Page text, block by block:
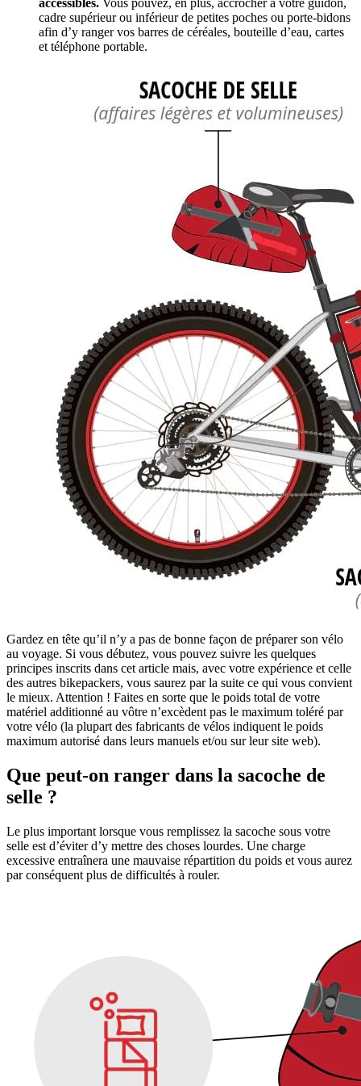
accessibles. Vous pouvez, en plus, accrocher à votre guidon,
cadre supérieur ou inférieur de petites poches ou porte-bidons
afin d’y ranger vos barres de céréales, bouteille d’eau, cartes
et téléphone portable.
Gardez en tête qu’il n’y a pas de bonne façon de préparer son vélo
au voyage. Si vous débutez, vous pouvez suivre les quelques
principes inscrits dans cet article mais, avec votre expérience et celle
des autres bikepackers, vous saurez par la suite ce qui vous convient
le mieux. Attention ! Faites en sorte que le poids total de votre
matériel additionné au vôtre n’excèdent pas le maximum toléré par
votre vélo (la plupart des fabricants de vélos indiquent le poids
maximum autorisé dans leurs manuels et/ou sur leur site web).
Que peut-on ranger dans la sacoche de
selle ?
Le plus important lorsque vous remplissez la sacoche sous votre
selle est d’éviter d’y mettre des choses lourdes. Une charge
excessive entraînera une mauvaise répartition du poids et vous aurez
par conséquent plus de difficultés à rouler.